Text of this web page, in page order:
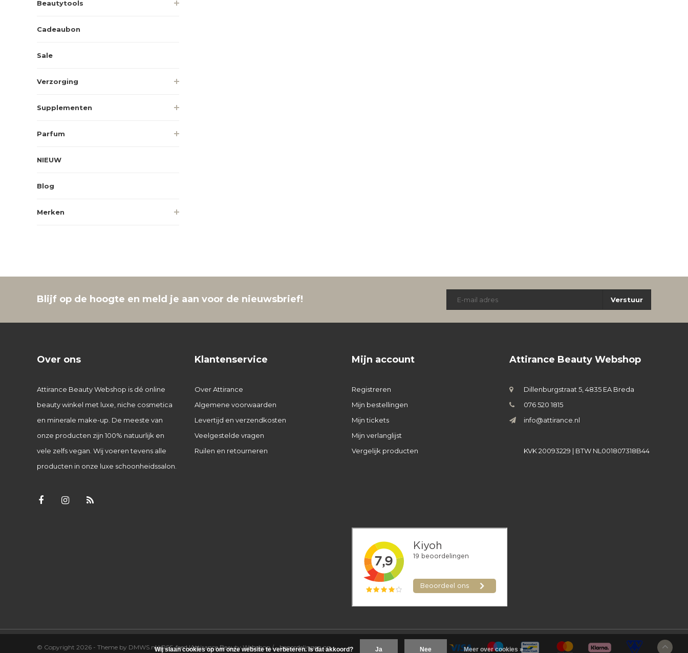
Beautytools
Cadeaubon
Sale
Verzorging
Supplementen
Parfum
NIEUW
Blog
Merken
Blijf op de hoogte en meld je aan voor de nieuwsbrief! Verstuur
Over ons
Attirance Beauty Webshop is dé online
beauty winkel met luxe, niche cosmetica
en minerale make-up. De meeste van
onze producten zijn 100% natuurlijk en
vele zelfs vegan. Wij voeren tevens alle
producten in onze luxe schoonheidssalon.
Klantenservice
Over Attirance
Algemene voorwaarden
Levertijd en verzendkosten
Veelgestelde vragen
Ruilen en retourneren
Mijn account
Registreren
Mijn bestellingen
Mijn tickets
Mijn verlanglijst
Vergelijk producten
Attirance Beauty Webshop
Dillenburgstraat 5, 4835 EA Breda
076 520 1815
info@attirance.nl
KVK 20093229 | BTW NL001807318B44
© Copyright 2026 - Theme by DMWS.nl|RSS-feed|Attirance Beauty Webshop /-beoordelingen op
Wij slaan cookies op om onze website te verbeteren. Is dat akkoord? Ja Nee Meer over cookies »